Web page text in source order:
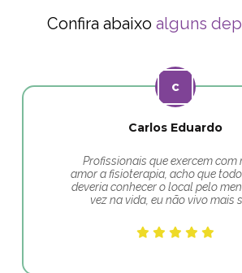
Confira abaixo alguns
Carlos Eduardo
Profissionais que exercem com
amor a fisioterapia, acho que
deveria conhecer o local pelo
vez na vida, eu não vivo mais